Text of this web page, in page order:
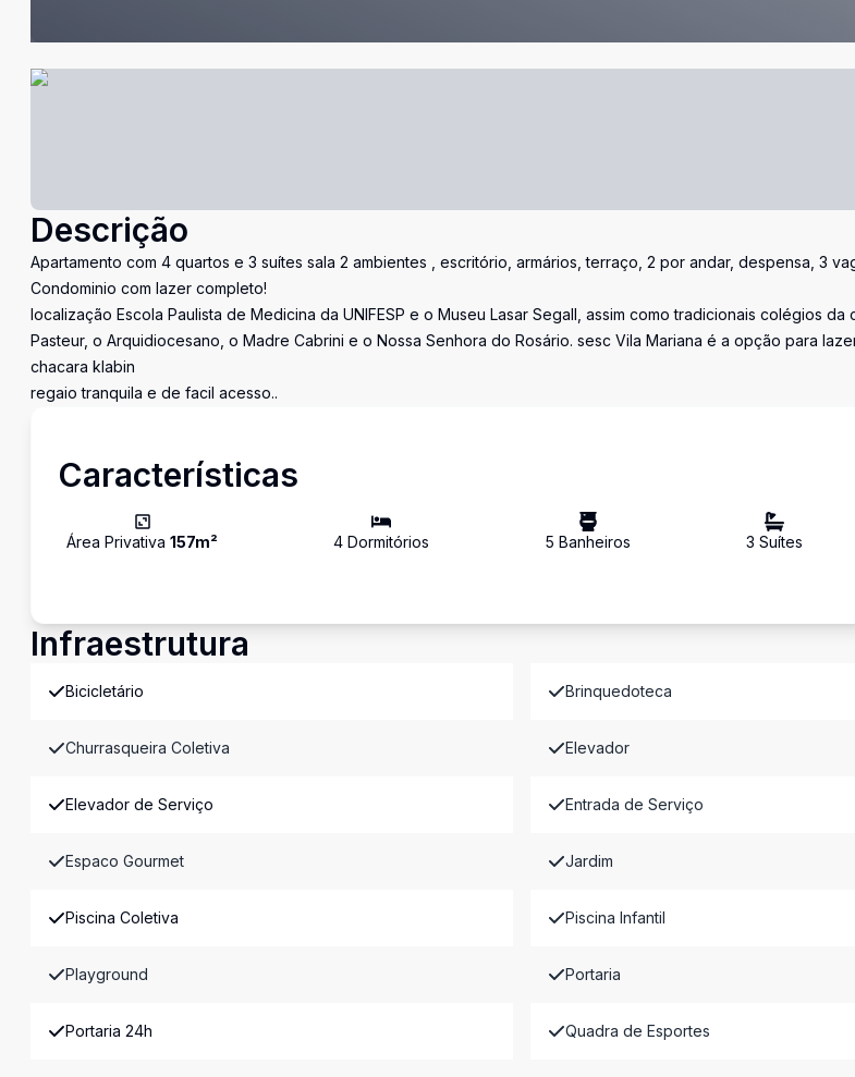
Descrição
Apartamento com 4 quartos e 3 suítes sala 2 ambientes , escritório, armários, terraço, 2 por andar, despensa, 3
Condominio com lazer completo!
localização Escola Paulista de Medicina da UNIFESP e o Museu Lasar Segall, assim como tradicionais colégios da
Pasteur, o Arquidiocesano, o Madre Cabrini e o Nossa Senhora do Rosário. sesc Vila Mariana é a opção para
chacara klabin
regaio tranquila e de facil acesso..
Características
Área Privativa 157m² 4 Dormitórios 5 Banheiros 3 Suítes
Infraestrutura
Bicicletário Brinquedoteca
Churrasqueira Coletiva Elevador
Elevador de Serviço Entrada de Serviço
Espaco Gourmet Jardim
Piscina Coletiva Piscina Infantil
Playground Portaria
Portaria 24h Quadra de Esportes